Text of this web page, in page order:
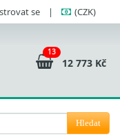
se | (CZK)
13
12 773 Kč
Hledat